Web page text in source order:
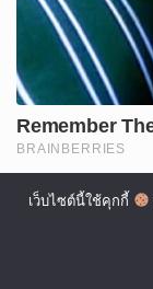
เว็บไซต์นี้ใช้คุกกี้